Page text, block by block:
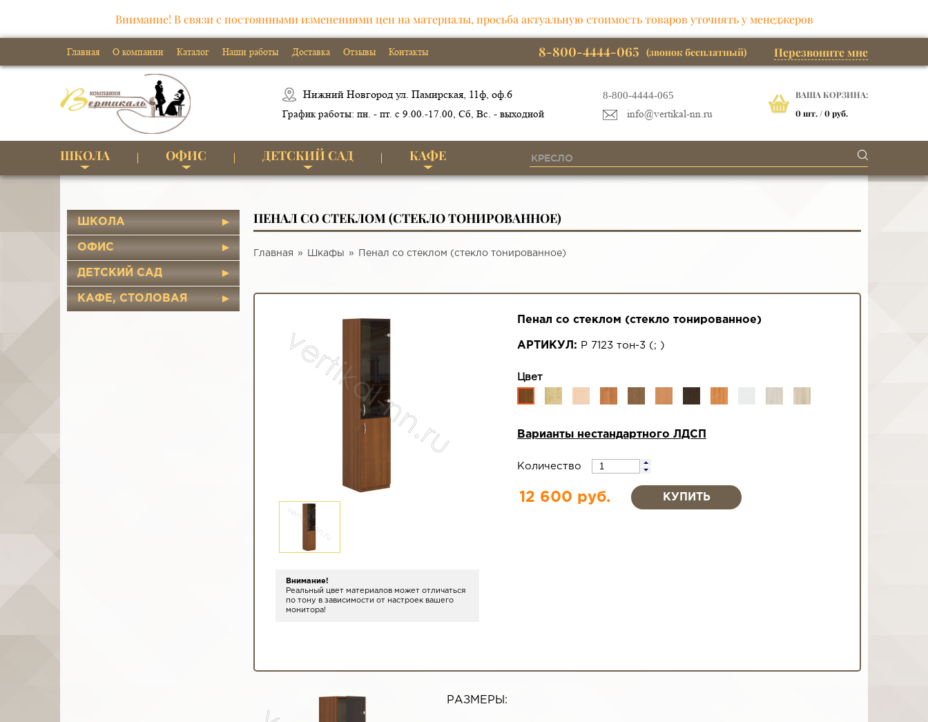
Внимание! В связи с постоянными изменениями цен на материалы, просьба актуальную стоимость товаров уточнять у менеджеров
Главная О компании Каталог Наши работы Доставка Отзывы Контакты 8-800-4444-065 (звонок бесплатный) Перезвоните мне
Нижний Новгород ул. Памирская, 11ф, оф.6
График работы: пн. - пт. с 9.00.-17.00, Сб, Вс. - выходной
8-800-4444-065
info@vertikal-nn.ru
ВАША КОРЗИНА:
0шт. /0 руб.
ШКОЛА ОФИС ДЕТСКИЙ САД КАФЕ
ШКОЛА
ОФИС
ДЕТСКИЙ САД
КАФЕ, СТОЛОВАЯ
ПЕНАЛ СО СТЕКЛОМ (СТЕКЛО ТОНИРОВАННОЕ)
Главная Шкафы Пенал со стеклом (стекло тонированное)
Внимание!
Реальный цвет материалов может отличаться
по тону в зависимости от настроек вашего
монитора!
Пенал со стеклом (стекло тонированное)
АРТИКУЛ: Р 7123 тон-3 ( ; )
Цвет
Варианты нестандартного ЛДСП
Количество
12 600 руб.
РАЗМЕРЫ: